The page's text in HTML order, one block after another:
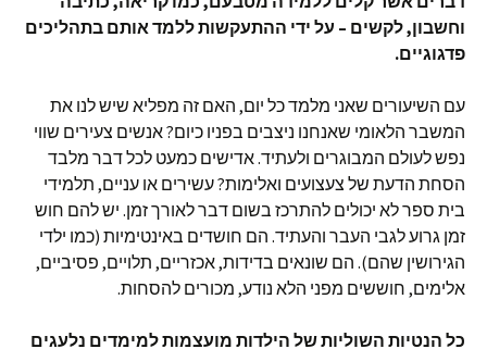
וחשבון, לקשים – על ידי ההתעקשות ללמד אותם בתהליכים
פדגוגיים.
עם השיעורים שאני מלמד כל יום, האם זה מפליא שיש לנו את
המשבר הלאומי שאנחנו ניצבים בפניו כיום? אנשים צעירים שווי
נפש לעולם המבוגרים ולעתיד. אדישים כמעט לכל דבר מלבד
הסחת הדעת של צעצועים ואלימות? עשירים או עניים, תלמידי
בית ספר לא יכולים להתרכז בשום דבר לאורך זמן. יש להם חוש
זמן גרוע לגבי העבר והעתיד. הם חושדים באינטימיות (כמו ילדי
הגירושין שהם). הם שונאים בדידות, אכזריים, תלויים, פסיביים,
אלימים, חוששים מפני הלא נודע, מכורים להסחות.
כל הנטיות השוליות של הילדות מועצמות למימדים נלעגים